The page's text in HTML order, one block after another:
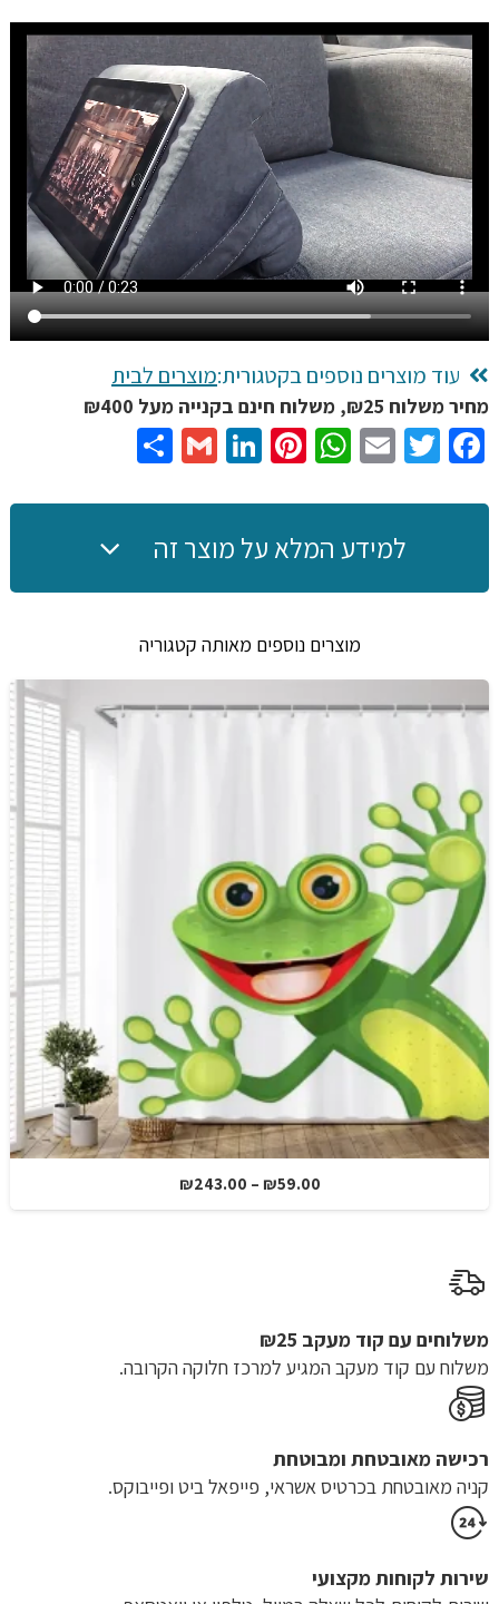
לטאבלטים
ופלאפונים
כתיבה
לנוחות
מירבית,
עם
כיסים
לאחסון,
7
צבעים
לבחירהעוד מוצרים נוספים בקטגורית:מוצרים לבית
מחיר משלוח ₪25, משלוח חינם בקנייה מעל ₪400
Facebook
Twitter
Email
WhatsApp
Pinterest
LinkedIn
Gmail
למידע המלא על מוצר זה
מוצרים נוספים מאותה קטגוריה
₪59.00
–
₪243.00
מחירים:
משלוחים עם קוד מעקב ₪25
משלוח​ עם קוד מעקב המגיע למרכז חלוקה הקרובה.
רכישה​ ​מאובטחת ומבוטחת
קניה מאובטחת בכרטיס אשראי, פייפאל ביט ופייבוקס.
שירות לקוחות מקצועי